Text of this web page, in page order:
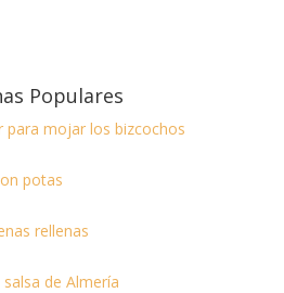
Populares
para mojar los bizcochos
potas
rellenas
salsa de Almería